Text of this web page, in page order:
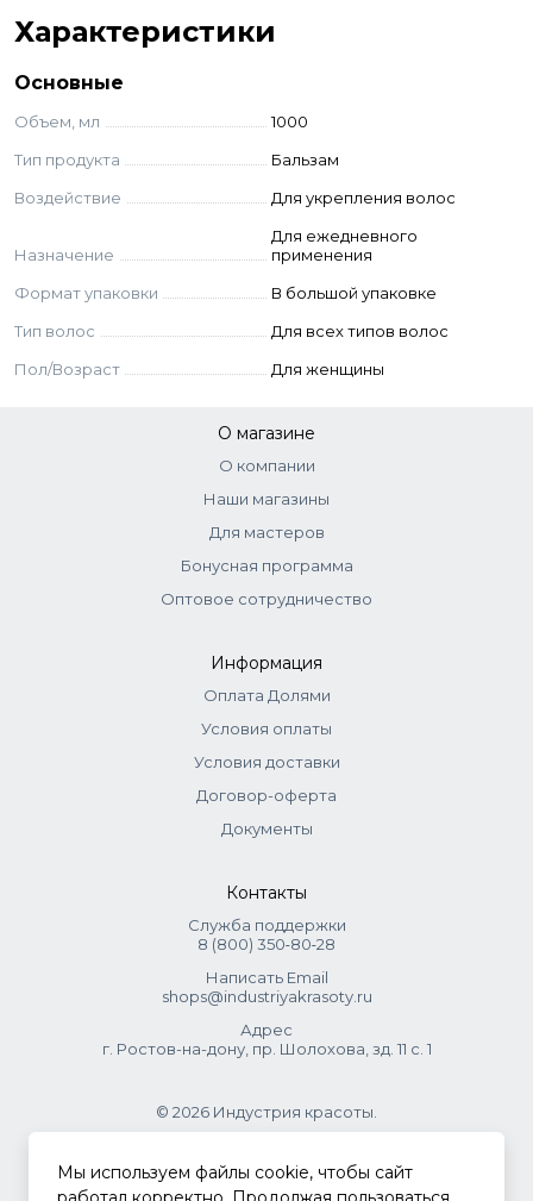
Limonene, Parfum (Fragrance), Methoxy PEG/PPG-7/3
Aminopropyl Dimethicone, Dipropylene Glycol, Triethylene
Glycol, Benzyl Benzoate, Benzyl Alcohol, Linalool, Propylene
Methylisothiazolinone, Magnesium Chloride, Magnesium
Nitrate, Butylene Glycol, Punica Granatum Fruit Extract,
Lycium Barbarum Fruit Extract, Pentaerythrityl Tetra-di-t-
butyl Hydroxyhydrocinnamate, Vaccinium Myrtillus Fruit
Extract (Actinidia Chinensis (Kiwi) Fruit Extract), Sodium
Methylparaben, Ethylparaben, Butylparaben, Propylparaben.
Характеристики
Основные
Объем, мл
1000
Тип продукта
Бальзам
Воздействие
Для укрепления волос
Назначение
Для ежедневного
применения
Формат упаковки
В большой упаковке
Тип волос
Для всех типов волос
Пол/Возраст
Для женщины
О магазине
О компании
Наши магазины
Для мастеров
Бонусная программа
Оптовое сотрудничество
Информация
Оплата Долями
Условия оплаты
Условия доставки
Договор-оферта
Документы
Контакты
Служба поддержки
8 (800) 350‑80‑28
Написать Email
shops@industriyakrasoty.ru
Адрес
г. Ростов-на-дону, пр. Шолохова, зд. 11 с. 1
© 2026 Индустрия красоты.
.
Мы используем файлы cookie, чтобы сайт